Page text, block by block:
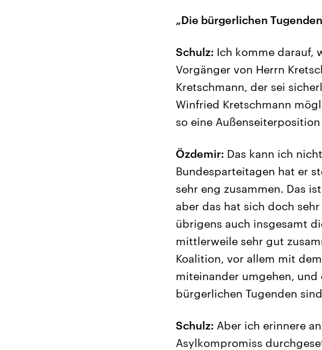
„Die bürgerlichen
Schulz: Ich komme darauf,
Vorgänger von Herrn
Kretschmann, der sei
Winfried Kretschmann
so eine Außenseiterposition
Özdemir: Das kann ich
Bundesparteitagen hat er
sehr eng zusammen. Das
aber das hat sich doch
übrigens auch insgesamt
mittlerweile sehr gut
Koalition, vor allem mit
miteinander umgehen,
bürgerlichen Tugenden
Schulz: Aber ich erinnere
Asylkompromiss